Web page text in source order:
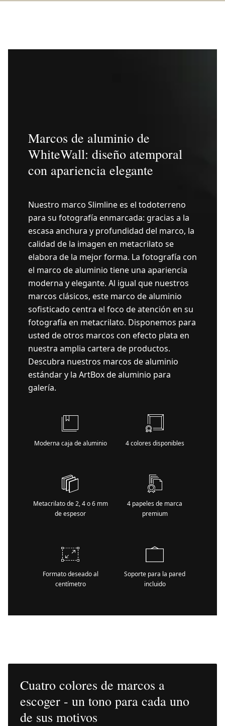
Marcos de aluminio de
WhiteWall: diseño atemporal
con apariencia elegante
Nuestro marco Slimline es el todoterreno
para su fotografía enmarcada: gracias a la
escasa anchura y profundidad del marco, la
calidad de la imagen en metacrilato se
elabora de la mejor forma. La fotografía con
el marco de aluminio tiene una apariencia
moderna y elegante. Al igual que nuestros
marcos clásicos, este marco de aluminio
sofisticado centra el foco de atención en su
fotografía en metacrilato. Disponemos para
usted de otros marcos con efecto plata en
nuestra amplia cartera de productos.
Descubra nuestros marcos de aluminio
estándar y la ArtBox de aluminio para
galería.
Moderna caja de aluminio 4 colores disponibles
Metacrilato de 2, 4 o 6 mm
de espesor
4 papeles de marca
premium
Formato deseado al
centímetro
Soporte para la pared
incluido
Cuatro colores de marcos a
escoger - un tono para cada uno
de sus motivos